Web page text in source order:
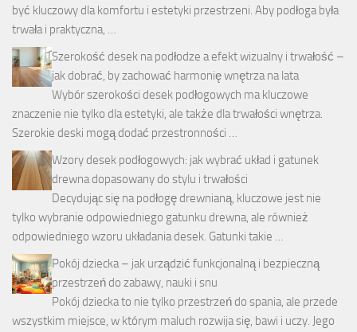
być kluczowy dla komfortu i estetyki przestrzeni. Aby podłoga była
trwała i praktyczna, …
Szerokość desek na podłodze a efekt wizualny i trwałość –
jak dobrać, by zachować harmonię wnętrza na lata
Wybór szerokości desek podłogowych ma kluczowe
znaczenie nie tylko dla estetyki, ale także dla trwałości wnętrza.
Szerokie deski mogą dodać przestronności …
Wzory desek podłogowych: jak wybrać układ i gatunek
drewna dopasowany do stylu i trwałości
Decydując się na podłogę drewnianą, kluczowe jest nie
tylko wybranie odpowiedniego gatunku drewna, ale również
odpowiedniego wzoru układania desek. Gatunki takie …
Pokój dziecka – jak urządzić funkcjonalną i bezpieczną
przestrzeń do zabawy, nauki i snu
Pokój dziecka to nie tylko przestrzeń do spania, ale przede
wszystkim miejsce, w którym maluch rozwija się, bawi i uczy. Jego